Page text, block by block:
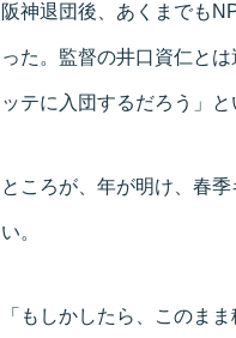
阪神退団後、あくまでも
った。監督の井口資仁と
ッテに入団するだろう」
ところが、年が明け、春
い。
「もしかしたら、このま